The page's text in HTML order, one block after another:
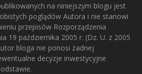
na niniejszym blogu jest
poglądów Autora i nie stanowi
przepisów Rozporządzenia
19 października 2005 r. (Dz. U. z 2005
bloga nie ponosi żadnej
decyzje inwestycyjne